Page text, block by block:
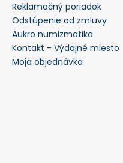
Reklamačný poriadok
Odstúpenie od zmluvy
Aukro numizmatika
Kontakt - Výdajné miesto
Moja objednávka